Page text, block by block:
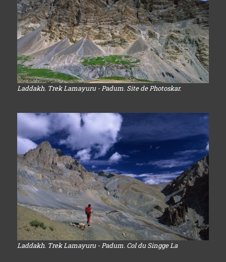
Laddakh. Trek Lamayuru - Padum. Site de Photoskar.
Laddakh. Trek Lamayuru - Padum. Col du Singge La